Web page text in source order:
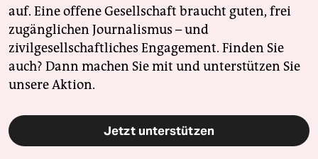
auf. Eine offene Gesellschaft braucht guten, frei
zugänglichen Journalismus – und
zivilgesellschaftliches Engagement. Finden Sie
auch? Dann machen Sie mit und unterstützen Sie
unsere Aktion.
Jetzt unterstützen